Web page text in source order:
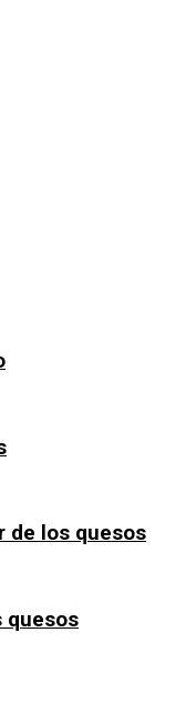
de los quesos
quesos